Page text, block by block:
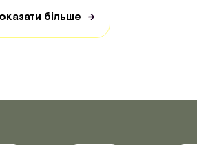
більше